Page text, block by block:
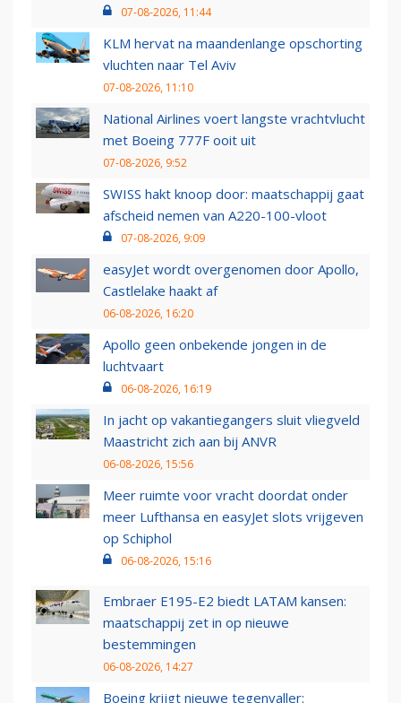
07-08-2026, 11:44
KLM hervat na maandenlange opschorting
vluchten naar Tel Aviv
07-08-2026, 11:10
National Airlines voert langste vrachtvlucht
met Boeing 777F ooit uit
07-08-2026, 9:52
SWISS hakt knoop door: maatschappij gaat
afscheid nemen van A220-100-vloot
07-08-2026, 9:09
easyJet wordt overgenomen door Apollo,
Castlelake haakt af
06-08-2026, 16:20
Apollo geen onbekende jongen in de
luchtvaart
06-08-2026, 16:19
In jacht op vakantiegangers sluit vliegveld
Maastricht zich aan bij ANVR
06-08-2026, 15:56
Meer ruimte voor vracht doordat onder
meer Lufthansa en easyJet slots vrijgeven
op Schiphol
06-08-2026, 15:16
Embraer E195-E2 biedt LATAM kansen:
maatschappij zet in op nieuwe
bestemmingen
06-08-2026, 14:27
Boeing krijgt nieuwe tegenvaller: